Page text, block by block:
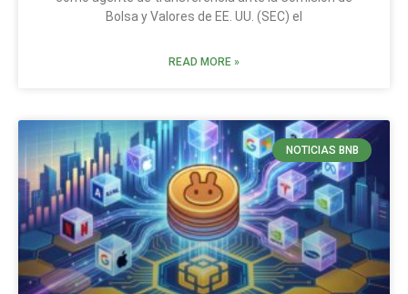
Bolsa y Valores de EE. UU. (SEC) el
READ MORE »
NOTICIAS BNB